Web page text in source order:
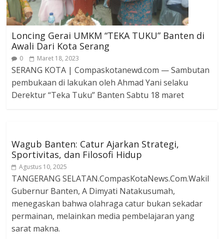
Loncing Gerai UMKM “TEKA TUKU” Banten di
Awali Dari Kota Serang
0 Maret 18, 2023
SERANG KOTA | Compaskotanewd.com — Sambutan
pembukaan di lakukan oleh Ahmad Yani selaku
Derektur “Teka Tuku” Banten Sabtu 18 maret
Wagub Banten: Catur Ajarkan Strategi,
Sportivitas, dan Filosofi Hidup
Agustus 10, 2025
TANGERANG SELATAN.CompasKotaNews.Com.Wakil
Gubernur Banten, A Dimyati Natakusumah,
menegaskan bahwa olahraga catur bukan sekadar
permainan, melainkan media pembelajaran yang
sarat makna.